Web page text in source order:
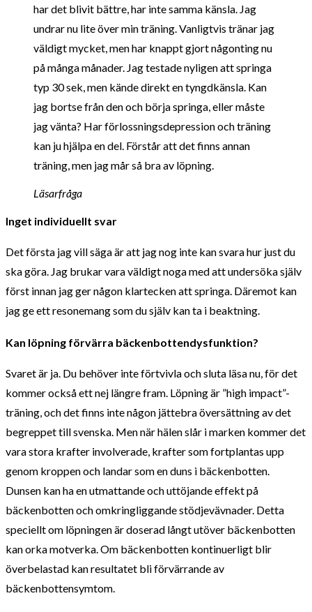
har det blivit bättre, har inte samma känsla. Jag
undrar nu lite över min träning. Vanligtvis tränar jag
väldigt mycket, men har knappt gjort någonting nu
på många månader. Jag testade nyligen att springa
typ 30 sek, men kände direkt en tyngdkänsla. Kan
jag bortse från den och börja springa, eller måste
jag vänta? Har förlossningsdepression och träning
kan ju hjälpa en del. Förstår att det finns annan
träning, men jag mår så bra av löpning.
Läsarfråga
Inget individuellt svar
Det första jag vill säga är att jag nog inte kan svara hur just du
ska göra. Jag brukar vara väldigt noga med att undersöka själv
först innan jag ger någon klartecken att springa. Däremot kan
jag ge ett resonemang som du själv kan ta i beaktning.
Kan löpning förvärra bäckenbottendysfunktion?
Svaret är ja. Du behöver inte förtvivla och sluta läsa nu, för det
kommer också ett nej längre fram. Löpning är ”high impact”-
träning, och det finns inte någon jättebra översättning av det
begreppet till svenska. Men när hälen slår i marken kommer det
vara stora krafter involverade, krafter som fortplantas upp
genom kroppen och landar som en duns i bäckenbotten.
Dunsen kan ha en utmattande och uttöjande effekt på
bäckenbotten och omkringliggande stödjevävnader. Detta
speciellt om löpningen är doserad långt utöver bäckenbotten
kan orka motverka. Om bäckenbotten kontinuerligt blir
överbelastad kan resultatet bli förvärrande av
bäckenbottensymtom.